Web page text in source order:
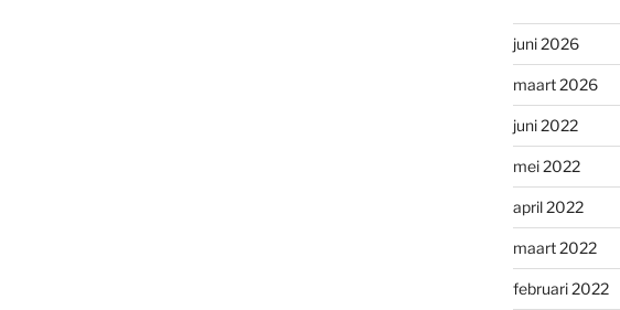
juni 2026
maart 2026
juni 2022
mei 2022
april 2022
maart 2022
februari 2022